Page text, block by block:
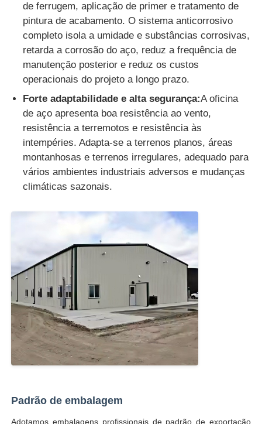
de ferrugem, aplicação de primer e tratamento de
pintura de acabamento. O sistema anticorrosivo
completo isola a umidade e substâncias corrosivas,
retarda a corrosão do aço, reduz a frequência de
manutenção posterior e reduz os custos
operacionais do projeto a longo prazo.
Forte adaptabilidade e alta segurança:A oficina
de aço apresenta boa resistência ao vento,
resistência a terremotos e resistência às
intempéries. Adapta-se a terrenos planos, áreas
montanhosas e terrenos irregulares, adequado para
vários ambientes industriais adversos e mudanças
climáticas sazonais.
Padrão de embalagem
Adotamos embalagens profissionais de padrão de exportação